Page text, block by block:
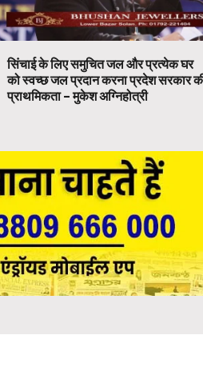
सिंचाई के लिए समुचित जल और प्रत्येक घर
को स्वच्छ जल प्रदान करना प्रदेश सरकार
प्राथमिकता – मुकेश अग्निहोत्री